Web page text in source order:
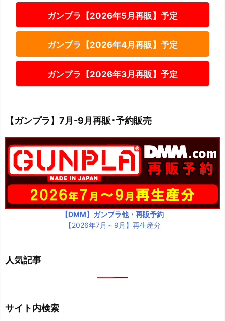
ガンプラ【2026年5月再販】予定
ガンプラ【2026年4月再販】予定
ガンプラ【2026年3月再販】予定
【ガンプラ】7月-9月再販･予約販売
【DMM】ガンプラ他・再販予約
【2026年7月～9月】再生産分
人気記事
サイト内検索